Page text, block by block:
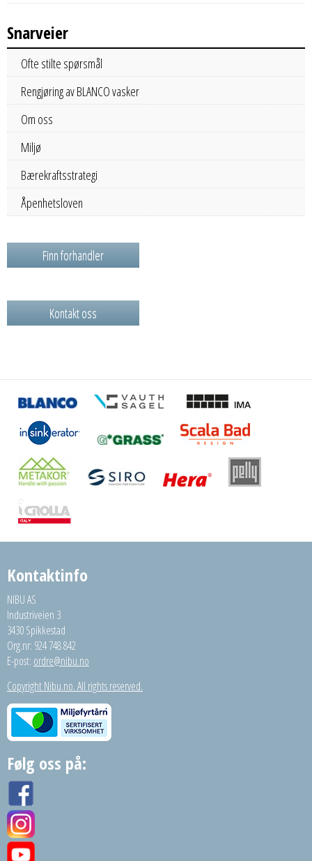
Snarveier
Ofte stilte spørsmål
Rengjøring av BLANCO vasker
Om oss
Miljø
Bærekraftsstrategi
Åpenhetsloven
Finn forhandler
Kontakt oss
Kontaktinfo
NIBU AS
Industriveien 3
3430 Spikkestad
Org.nr: 924 748 842
E-post: ordre@nibu.no
Copyright Nibu.no. All rights reserved.
Følg oss på: